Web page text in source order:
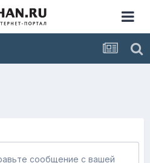
сообщение с вашей